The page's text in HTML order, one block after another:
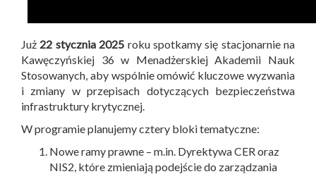
Już 22 stycznia 2025 roku spotkamy się stacjonarnie na
Kawęczyńskiej 36 w Menadżerskiej Akademii Nauk
Stosowanych, aby wspólnie omówić kluczowe wyzwania
i zmiany w przepisach dotyczących bezpieczeństwa
infrastruktury krytycznej.
W programie planujemy cztery bloki tematyczne:
Nowe ramy prawne – m.in. Dyrektywa CER oraz
NIS2, które zmieniają podejście do zarządzania